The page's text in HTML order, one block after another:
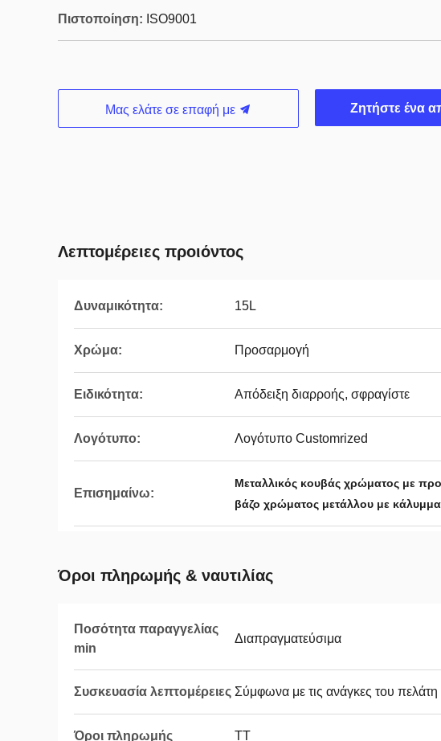
Πιστοποίηση: ISO9001
Μας ελάτε σε επαφή με Ζητήστε ένα
Λεπτομέρειες προιόντος
Δυναμικότητα: 15L
Χρώμα: Προσαρμογή
Ειδικότητα: Απόδειξη διαρροής, σφραγίστε
Λογότυπο: Λογότυπο Customrized
Επισημαίνω:
Μεταλλικός κουβάς χρώματος με
βάζο χρώματος μετάλλου με κάλυμμα
Όροι πληρωμής & ναυτιλίας
Ποσότητα παραγγελίας
min
Διαπραγματεύσιμα
Συσκευασία λεπτομέρειες Σύμφωνα με τις ανάγκες του πελάτη
Όροι πληρωμής ΤΤ